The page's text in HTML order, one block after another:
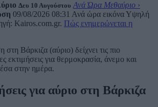
Δευ 10 Αυγούστου Ανά Ώρα Μεθαύριο ›
09/08/2026 08:31 Ανά ώρα εικόναΥψηλή
Kairos.com.gr. Πώς ενημερώνεται η
Βάρκιζα (αύριο) δείχνει τις πιο
εκτιμήσεις για θερμοκρασία, άνεμο και
στην ημέρα.
για αύριο στη Βάρκιζα